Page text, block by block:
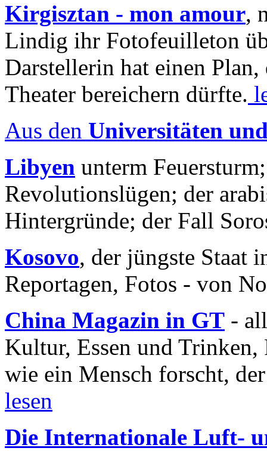
Kirgisztan - mon amour,
Lindig ihr Fotofeuilleton
Darstellerin hat einen Plan,
Theater bereichern dürfte.
Aus den Universitäten
Libyen unterm
Revolutionslügen; der
Hintergründe; der Fall
Kosovo, der jüngste Staat
Reportagen, Fotos - von
China Magazin in GT -
Kultur, Essen und
wie ein Mensch forscht,
lesen
Die Internationale Luft-